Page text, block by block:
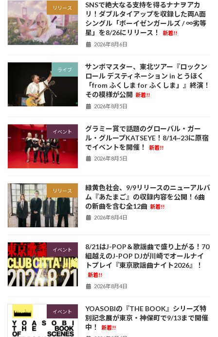
リリース
SNSで絶大なる支持を得るナナヲアカ
リ！ダブルタイアップを収録した両A面
シングル「ボーイゼンガールズ / ∞劣等
星」を8/26にリリース！
新着!!
2026年8月6日
ライブ
サンボマスター、東北ツアー『ロックン
ロール デスティネーション in とうほく
「from ふくしま for ふくしま」』終演！
その模様が公開 新着!!
2026年8月5日
イベント
グラミー賞で話題のグローバル・ガー
ル・グループKATSEYE！8/14~23に原宿
でイベントを開催！
新着!!
2026年8月5日
リリース
緑黄色社会、9/9リリースのニューアルバ
ム『あたまご』の収録内容を公開！6曲
の新曲を含む全12曲 新着!!
2026年8月4日
イベント
8/21はJ-POP＆歌謡曲で盛り上がる！70
組越えのJ-POP DJが川崎でオールナイ
トプレイ『東京歌謡曲ナイト2026』！
新着!!
2026年8月4日
イベント
YOASOBIの『THE BOOK』シリーズ特
別記念展が東京・神保町で9/13まで開催
中！
新着!!